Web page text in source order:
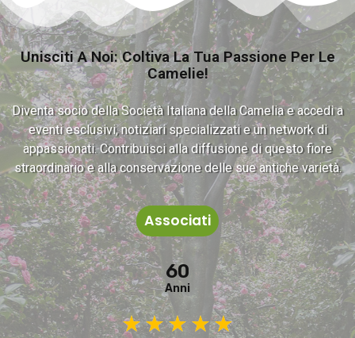
Unisciti A Noi: Coltiva La Tua Passione Per Le
Camelie!
Diventa socio della Società Italiana della Camelia e accedi a
eventi esclusivi, notiziari specializzati e un network di
appassionati. Contribuisci alla diffusione di questo fiore
straordinario e alla conservazione delle sue antiche varietà.
Associati
60
Anni
★★★ ★★